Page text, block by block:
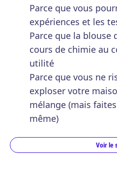
Parce que vous
expériences et les
Parce que la blouse
cours de chimie au
utilité
Parce que vous ne
exploser votre
mélange (mais
même)
Voir le